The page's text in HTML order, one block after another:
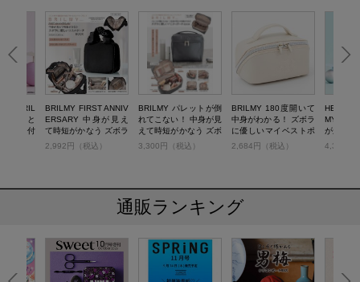
× BRIL
サッと
ミラー付
BRILMY FIRST ANNIV
ERSARY 中身が見え
て時短がかなう ズボラ
に優しいコスメポーチ
2,992円（税込）
BRILMY パレットが倒
れてこない！ 中身が見
えて時短がかなう ズボ
ラに優しいバニティポ
3,300円（税込）
BRILMY 180度開いて
中身がわかる！ ズボラ
に優しいマイベストポ
ーチ BOOK
2,684円（税込）
HELLO
MY 中身
がかなう
いコス
4,378円
通販ランキング